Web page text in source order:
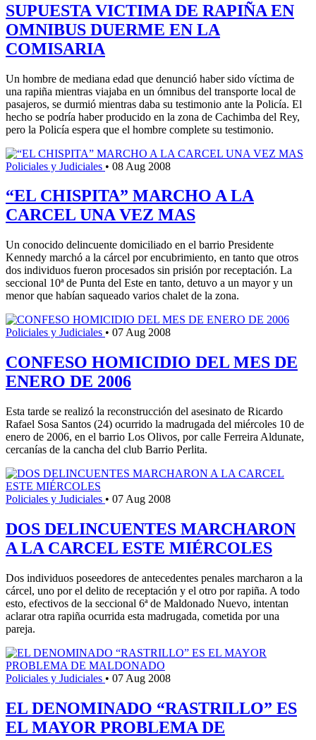
SUPUESTA VICTIMA DE RAPIÑA EN
OMNIBUS DUERME EN LA
COMISARIA
Un hombre de mediana edad que denunció haber sido víctima de
una rapiña mientras viajaba en un ómnibus del transporte local de
pasajeros, se durmió mientras daba su testimonio ante la Policía. El
hecho se podría haber producido en la zona de Cachimba del Rey,
pero la Policía espera que el hombre complete su testimonio.
Policiales y Judiciales • 08 Aug 2008
“EL CHISPITA” MARCHO A LA
CARCEL UNA VEZ MAS
Un conocido delincuente domiciliado en el barrio Presidente
Kennedy marchó a la cárcel por encubrimiento, en tanto que otros
dos individuos fueron procesados sin prisión por receptación. La
seccional 10ª de Punta del Este en tanto, detuvo a un mayor y un
menor que habían saqueado varios chalet de la zona.
Policiales y Judiciales • 07 Aug 2008
CONFESO HOMICIDIO DEL MES DE
ENERO DE 2006
Esta tarde se realizó la reconstrucción del asesinato de Ricardo
Rafael Sosa Santos (24) ocurrido la madrugada del miércoles 10 de
enero de 2006, en el barrio Los Olivos, por calle Ferreira Aldunate,
cercanías de la cancha del club Barrio Perlita.
Policiales y Judiciales • 07 Aug 2008
DOS DELINCUENTES MARCHARON
A LA CARCEL ESTE MIÉRCOLES
Dos individuos poseedores de antecedentes penales marcharon a la
cárcel, uno por el delito de receptación y el otro por rapiña. A todo
esto, efectivos de la seccional 6ª de Maldonado Nuevo, intentan
aclarar otra rapiña ocurrida esta madrugada, cometida por una
pareja.
Policiales y Judiciales • 07 Aug 2008
EL DENOMINADO “RASTRILLO” ES
EL MAYOR PROBLEMA DE